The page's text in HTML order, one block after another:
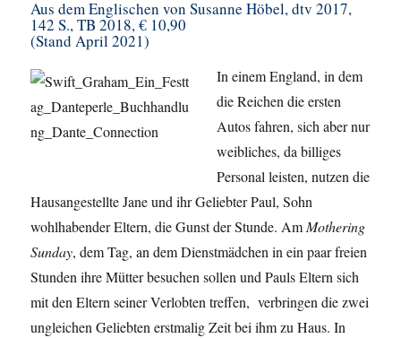
Aus dem Englischen von Susanne Höbel, dtv 2017,
142 S., TB 2018, € 10,90
(Stand April 2021)
In einem England, in dem
die Reichen die ersten
Autos fahren, sich aber nur
weibliches, da billiges
Personal leisten, nutzen die
Hausangestellte Jane und ihr Geliebter Paul, Sohn
wohlhabender Eltern, die Gunst der Stunde. Am Mothering
Sunday, dem Tag, an dem Dienstmädchen in ein paar freien
Stunden ihre Mütter besuchen sollen und Pauls Eltern sich
mit den Eltern seiner Verlobten treffen, verbringen die zwei
ungleichen Geliebten erstmalig Zeit bei ihm zu Haus. In